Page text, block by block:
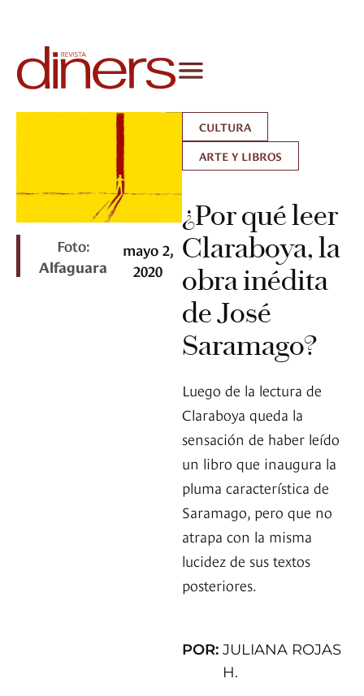
Foto:
Alfaguara
mayo 2,
2020
CULTURA
ARTE Y LIBROS
¿Por qué leer
Claraboya, la
obra inédita
de José
Saramago?
Luego de la lectura de
Claraboya queda la
sensación de haber leído
un libro que inaugura la
pluma característica de
Saramago, pero que no
atrapa con la misma
lucidez de sus textos
posteriores.
POR: JULIANA ROJAS
H.